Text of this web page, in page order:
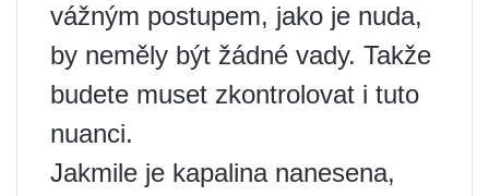
vážným postupem, jako je nuda,
by neměly být žádné vady. Takže
budete muset zkontrolovat i tuto
nuanci.
Jakmile je kapalina nanesena,